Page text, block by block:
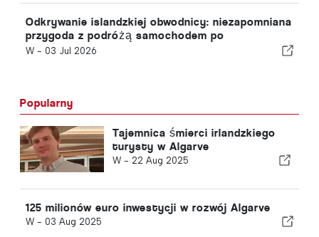
Odkrywanie islandzkiej obwodnicy: niezapomniana
przygoda z podróżą samochodem po
malowniczych trasach
W - 03 Jul 2026
Popularny
Tajemnica śmierci irlandzkiego
turysty w Algarve
W - 22 Aug 2025
125 milionów euro inwestycji w rozwój Algarve
W - 03 Aug 2025